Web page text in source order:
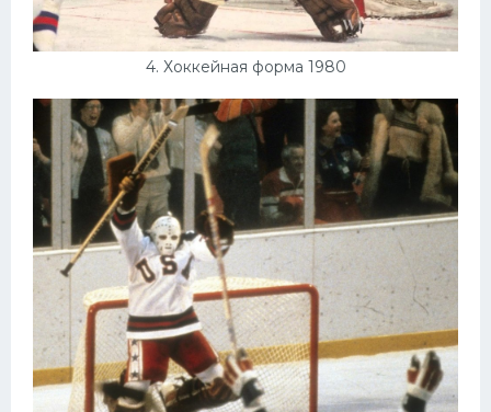
4. Хоккейная форма 1980